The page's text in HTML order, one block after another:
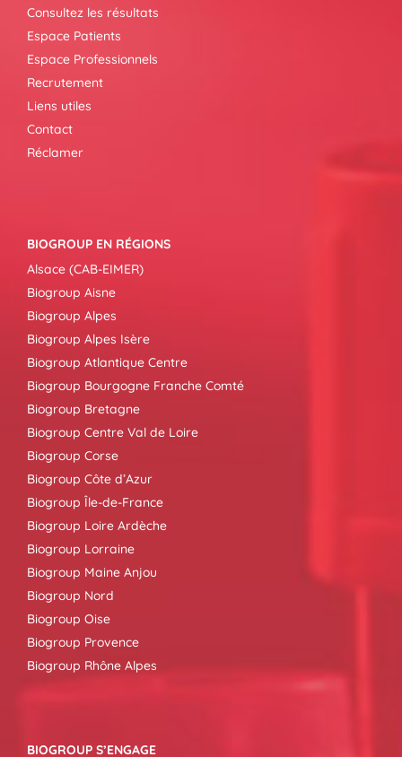
Consultez les résultats
Espace Patients
Espace Professionnels
Recrutement
Liens utiles
Contact
Réclamer
BIOGROUP EN RÉGIONS
Alsace (CAB-EIMER)
Biogroup Aisne
Biogroup Alpes
Biogroup Alpes Isère
Biogroup Atlantique Centre
Biogroup Bourgogne Franche Comté
Biogroup Bretagne
Biogroup Centre Val de Loire
Biogroup Corse
Biogroup Côte d’Azur
Biogroup Île-de-France
Biogroup Loire Ardèche
Biogroup Lorraine
Biogroup Maine Anjou
Biogroup Nord
Biogroup Oise
Biogroup Provence
Biogroup Rhône Alpes
BIOGROUP S’ENGAGE